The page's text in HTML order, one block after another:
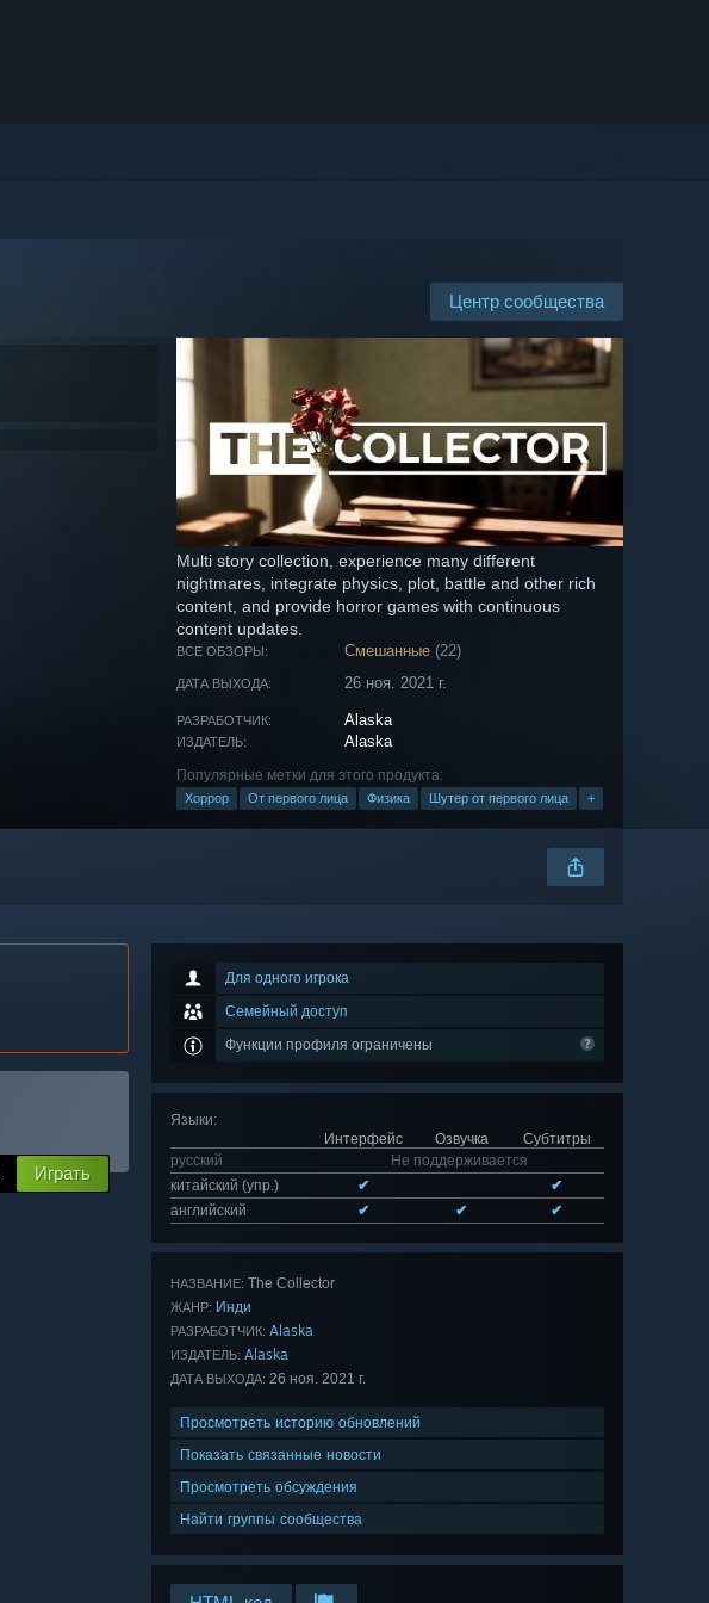
Центр сообщества
Multi story collection, experience many different
nightmares, integrate physics, plot, battle and other rich
content, and provide horror games with continuous
content updates.
ВСЕ ОБЗОРЫ: Смешанные (22)
ДАТА ВЫХОДА: 26 ноя. 2021 г.
РАЗРАБОТЧИК: Alaska
ИЗДАТЕЛЬ: Alaska
Популярные метки для этого продукта:
Хоррор От первого лица Физика Шутер от первого лица +
Для одного игрока
Семейный доступ
Функции профиля ограничены
Языки:
Интерфейс
Озвучка
Субтитры
русский
Не поддерживается
китайский (упр.)
✔
✔
английский
✔ ✔ ✔
НАЗВАНИЕ: The Collector
ЖАНР: Инди
РАЗРАБОТЧИК: Alaska
ИЗДАТЕЛЬ: Alaska
ДАТА ВЫХОДА: 26 ноя. 2021 г.
Просмотреть историю обновлений
Показать связанные новости
Просмотреть обсуждения
Найти группы сообщества
Играть